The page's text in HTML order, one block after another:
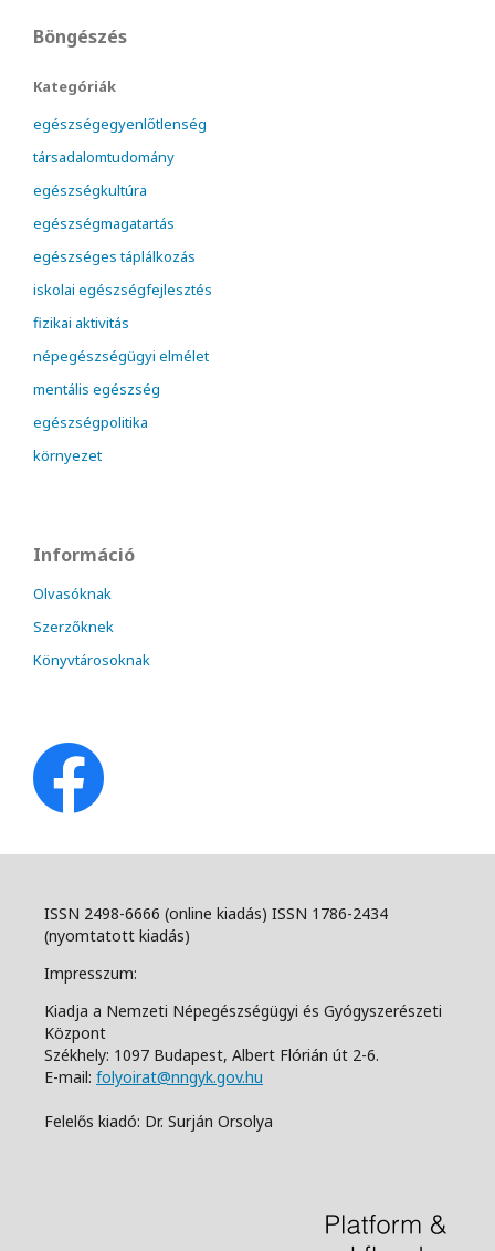
Böngészés
Kategóriák
egészségegyenlőtlenség
társadalomtudomány
egészségkultúra
egészségmagatartás
egészséges táplálkozás
iskolai egészségfejlesztés
fizikai aktivitás
népegészségügyi elmélet
mentális egészség
egészségpolitika
környezet
Információ
Olvasóknak
Szerzőknek
Könyvtárosoknak
ISSN 2498-6666 (online kiadás) ISSN 1786-2434
(nyomtatott kiadás)
Impresszum:
Kiadja a Nemzeti Népegészségügyi és Gyógyszerészeti
Központ
Székhely: 1097 Budapest, Albert Flórián út 2-6.
E-mail: folyoirat@nngyk.gov.hu
Felelős kiadó: Dr. Surján Orsolya